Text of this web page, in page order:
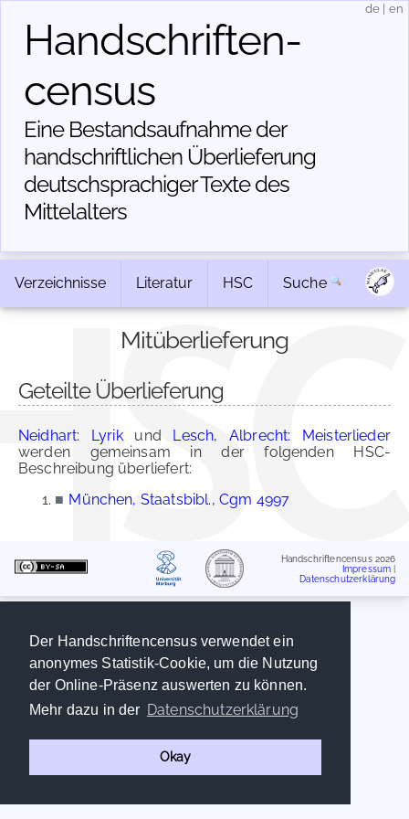
Der Handschriftencensus verwendet ein
anonymes Statistik-Cookie, um die Nutzung
der Online-Präsenz auswerten zu können.
Mehr dazu in der Datenschutzerklärung
Okay
Handschriften­
census
Eine Bestandsaufnahme der
handschriftlichen Über­lieferung
deutschsprachiger Texte des
Mittelalters
de en
Verzeichnisse Literatur HSC Suche
Mitüberlieferung
Geteilte Überlieferung
Neidhart: Lyrikund Lesch, Albrecht: Meisterlieder
werden gemeinsam in der folgenden HSC-
Beschreibung überliefert:
■ München, Staatsbibl., Cgm 4997
Handschriftencensus 2026
Impressum
Datenschutzerklärung